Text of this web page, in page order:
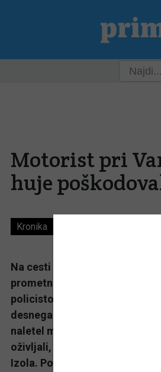
Motorist pri
huje
Kronika
Na cesti med Vanganelom in
prometna nesreča, v kateri
policistov je vozil iz smeri
desnega roba vozišča
naletel mimoidoči, ki je o
oživljali, nato pa so ga s
Izola. Policisti okoliščine